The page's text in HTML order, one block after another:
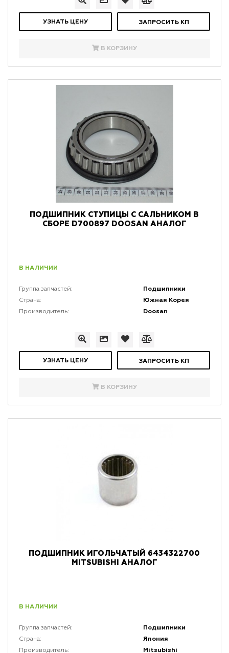
УЗНАТЬ ЦЕНУ ЗАПРОСИТЬ КП
В КОРЗИНУ
ПОДШИПНИК СТУПИЦЫ С САЛЬНИКОМ В
СБОРЕ D700897 DOOSAN АНАЛОГ
В НАЛИЧИИ
Группа запчастей: Подшипники
Страна: Южная Корея
Производитель: Doosan
УЗНАТЬ ЦЕНУ ЗАПРОСИТЬ КП
В КОРЗИНУ
ПОДШИПНИК ИГОЛЬЧАТЫЙ 6434322700
MITSUBISHI АНАЛОГ
В НАЛИЧИИ
Группа запчастей: Подшипники
Страна: Япония
Производитель: Mitsubishi